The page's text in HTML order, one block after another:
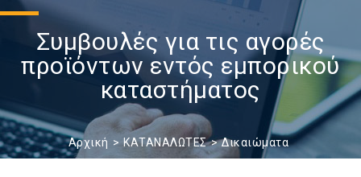
Συμβουλές για τις αγορές
προϊόντων εντός εμπορικού
καταστήματος
Αρχική ΚΑΤΑΝΑΛΩΤΕΣ Δικαιώματα